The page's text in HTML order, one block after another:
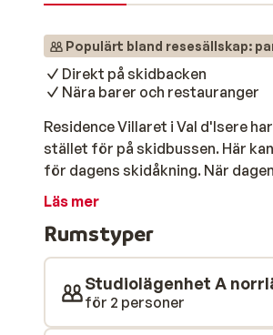
Populärt bland resesällskap:
Direkt på skidbacken
Nära barer och restauranger
Residence Villaret i Val d'Isere
stället för på skidbussen. Här
för dagens skidåkning. När
centrum har att bjuda på, och
dock alla de bekvämligheter du
Läs mer
Rumstyper
Studiolägenhet A
för 2 personer